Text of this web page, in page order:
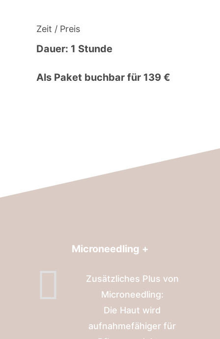
Zeit / Preis
Dauer: 1 Stunde
Als Paket buchbar für 139 €
Microneedling +
Zusätzliches Plus von
Microneedling:
Die Haut wird
aufnahmefähiger für